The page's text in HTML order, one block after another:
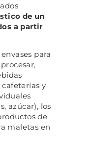
de un
a partir
para
y
azúcar), los
de
maletas en